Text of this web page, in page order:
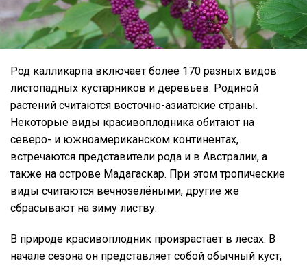
Род калликарпа включает более 170 разных видов
листопадных кустарников и деревьев. Родиной
растений считаются восточно-азиатские страны.
Некоторые виды красивоплодника обитают на
северо- и южноамериканском континентах,
встречаются представители рода и в Австралии, а
также на острове Мадагаскар. При этом тропические
виды считаются вечнозелёными, другие же
сбрасывают на зиму листву.
В природе красивоплодник произрастает в лесах. В
начале сезона он представляет собой обычный куст,